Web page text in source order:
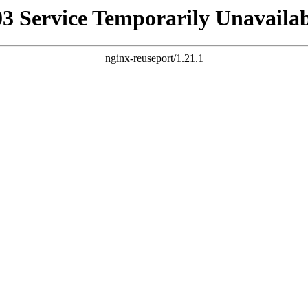
Service Temporarily
nginx-reuseport/1.21.1